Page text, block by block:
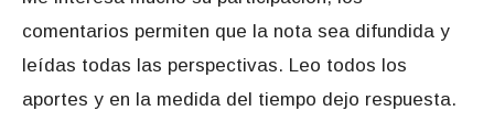
comentarios permiten que la nota sea difundida y
leídas todas las perspectivas. Leo todos los
aportes y en la medida del tiempo dejo respuesta.